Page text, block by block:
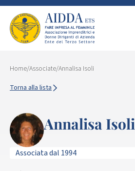
Home/Associate/Annalisa Isoli
Torna alla lista
Annalisa Isoli
Associata dal 1994